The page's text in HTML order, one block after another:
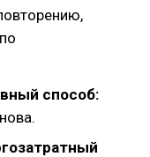
способ: